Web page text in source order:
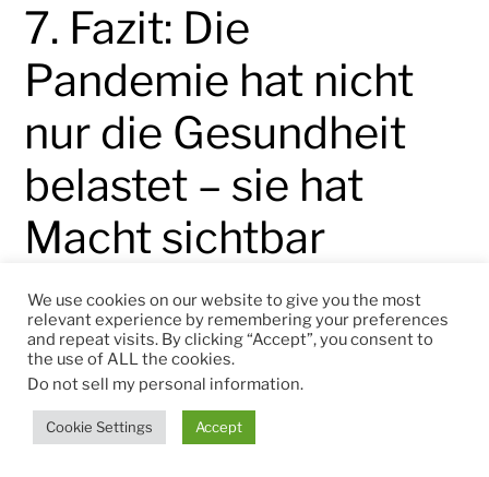
7. Fazit: Die
Pandemie hat nicht
nur die Gesundheit
belastet – sie hat
Macht sichtbar
gemacht
Die Corona-Jahre haben eines gezeigt:
Österreichs Machtstrukturen funktionieren
nicht demokratisch, sondern korporatistisch
We use cookies on our website to give you the most
relevant experience by remembering your preferences
and repeat visits. By clicking “Accept”, you consent to
the use of ALL the cookies.
Do not sell my personal information.
Cookie Settings Accept